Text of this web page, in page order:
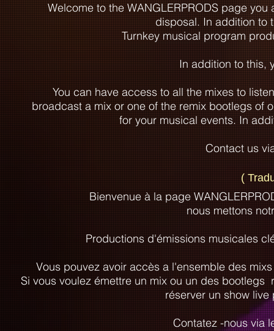
Welcome to the WANGLERPRODS page
disposal. In addition to
Turnkey musical program
In addition to this,
You can have access to all the mixes to
broadcast a mix or one of the remix bootlegs of
for your musical events. In
Contact us
Bienvenue à la page
nous mettons
Productions d'émissions musicales
Vous pouvez avoir accès a l'ensemble des
Si vous voulez émettre un mix ou un des
réserver un show
Contatez -nous via
(